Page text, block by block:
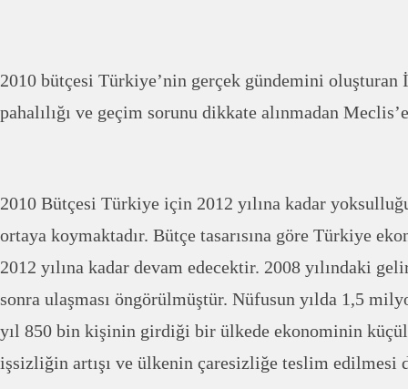
2010 bütçesi Türkiye’nin gerçek gündemini
pahalılığı ve geçim sorunu dikkate alınmadan
2010 Bütçesi Türkiye için 2012 yılına kadar
ortaya koymaktadır. Bütçe tasarısına göre Türkiye
2012 yılına kadar devam edecektir. 2008 yılındaki
sonra ulaşması öngörülmüştür. Nüfusun yılda 1,5
yıl 850 bin kişinin girdiği bir ülkede ekonominin
işsizliğin artışı ve ülkenin çaresizliğe teslim edilmesi